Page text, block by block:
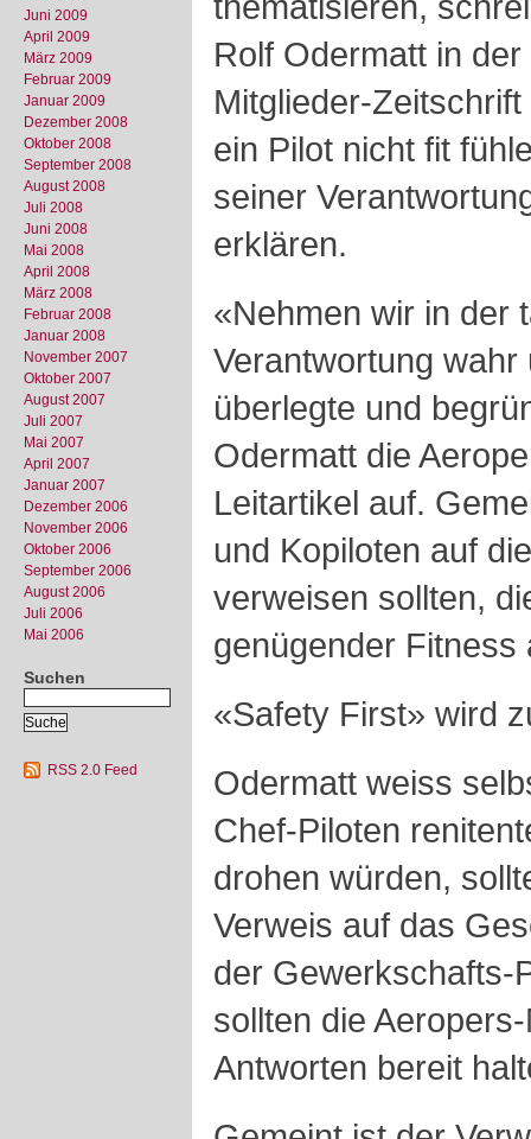
Juni 2009
April 2009
März 2009
Februar 2009
Januar 2009
Dezember 2008
Oktober 2008
September 2008
August 2008
Juli 2008
Juni 2008
Mai 2008
April 2008
März 2008
Februar 2008
Januar 2008
November 2007
Oktober 2007
August 2007
Juli 2007
Mai 2007
April 2007
Januar 2007
Dezember 2006
November 2006
Oktober 2006
September 2006
August 2006
Juli 2006
Mai 2006
Suchen
RSS 2.0 Feed
Rolf Odermatt in
Mitglieder-
ein Pilot nicht fit
seiner
erklären.
«Nehmen wir in der
Verantwortung
überlegte und
Odermatt die
Leitartikel auf.
und Kopiloten auf
verweisen sollten,
genügender Fitness
«Safety First» wird
Odermatt weiss
Chef-Piloten
drohen würden,
Verweis auf das
der Gewerkschafts-
sollten die
Antworten bereit